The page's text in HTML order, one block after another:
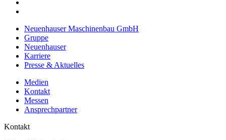
Neuenhauser Maschinenbau GmbH
Gruppe
Neuenhauser
Karriere
Presse & Aktuelles
Medien
Kontakt
Messen
Ansprechpartner
Kontakt